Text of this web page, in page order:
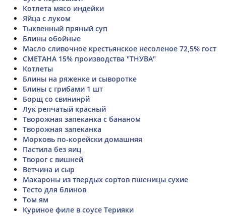
Котлета мясо индейки
Яйца с луком
Тыквенный пряный суп
Блины обойные
Масло сливочное крестьянское несоленое 72,5% гост
СМЕТАНА 15% производства "ТНУВА"
Котлеты
Блины на ряженке и сыворотке
Блины с грибами 1 шт
Борщ со свининрй
Лук репчатый красный
Творожная запеканка с бананом
Творожная запеканка
Морковь по-корейски домашняя
Пастила без яиц
Творог с вишней
Ветчина и сыр
Макароны из твердых сортов пшеницы сухие
Тесто для блинов
Том ям
Куриное филе в соусе Терияки